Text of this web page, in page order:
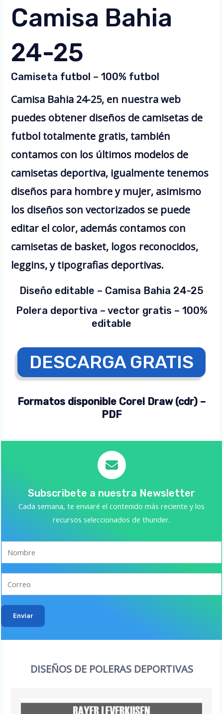
Camisa Bahia
24-25
Camiseta futbol – 100% futbol
Camisa Bahia 24-25, en nuestra web
puedes obtener diseños de camisetas de
futbol totalmente gratis, también
contamos con los últimos modelos de
camisetas deportiva, igualmente tenemos
diseños para hombre y mujer, asimismo
los diseños son vectorizados se puede
editar el color, además contamos con
camisetas de basket, logos reconocidos,
leggins, y tipografias deportivas.
Diseño editable – Camisa Bahia 24-25
Polera deportiva – vector gratis – 100%
editable
DESCARGA GRATIS
Formatos disponible Corel Draw (cdr) –
PDF
Subscribete a nuestra Newsletter
Cada semana, te enviaré el contenido más reciente y los
recursos seleccionados de thunder.
Enviar
DISEÑOS DE POLERAS DEPORTIVAS